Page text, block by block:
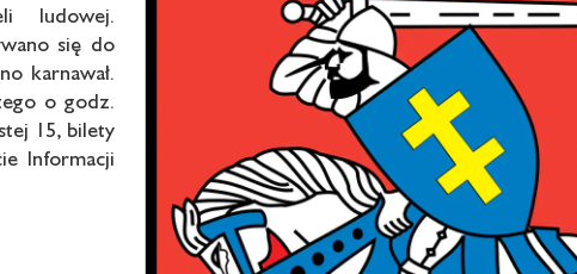
ludowej.
się do
karnawał.
o godz.
15, bilety
Informacji